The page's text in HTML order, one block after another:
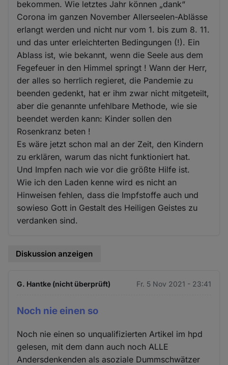
bekommen. Wie letztes Jahr können „dank“
Corona im ganzen November Allerseelen-Ablässe
erlangt werden und nicht nur vom 1. bis zum 8. 11.
und das unter erleichterten Bedingungen (!). Ein
Ablass ist, wie bekannt, wenn die Seele aus dem
Fegefeuer in den Himmel springt ! Wann der Herr,
der alles so herrlich regieret, die Pandemie zu
beenden gedenkt, hat er ihm zwar nicht mitgeteilt,
aber die genannte unfehlbare Methode, wie sie
beendet werden kann: Kinder sollen den
Rosenkranz beten !
Es wäre jetzt schon mal an der Zeit, den Kindern
zu erklären, warum das nicht funktioniert hat.
Und Impfen nach wie vor die größte Hilfe ist.
Wie ich den Laden kenne wird es nicht an
Hinweisen fehlen, dass die Impfstoffe auch und
sowieso Gott in Gestalt des Heiligen Geistes zu
verdanken sind.
Diskussion anzeigen
G. Hantke (nicht überprüft) Fr. 5 Nov 2021 - 23:41
Noch nie einen so
Noch nie einen so unqualifizierten Artikel im hpd
gelesen, mit dem dann auch noch ALLE
Andersdenkenden als asoziale Dummschwätzer